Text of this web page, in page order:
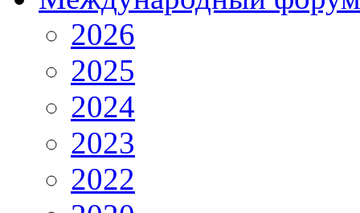
2026
2025
2024
2023
2022